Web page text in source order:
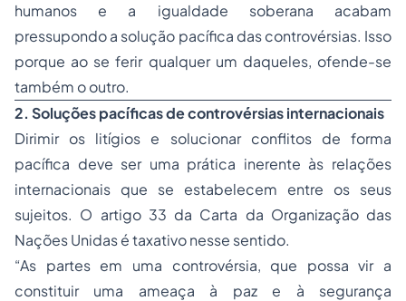
humanos e a igualdade soberana acabam
pressupondo a solução pacífica das controvérsias. Isso
porque ao se ferir qualquer um daqueles, ofende-se
também o outro.
2. Soluções pacíficas de controvérsias internacionais
Dirimir os litígios e solucionar conflitos de forma
pacífica deve ser uma prática inerente às relações
internacionais que se estabelecem entre os seus
sujeitos. O artigo 33 da Carta da Organização das
Nações Unidas é taxativo nesse sentido.
“As partes em uma controvérsia, que possa vir a
constituir uma ameaça à paz e à segurança